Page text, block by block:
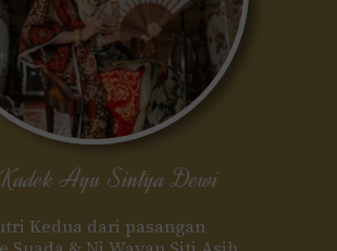
Ayu Sintya Dewi
Kedua dari pasangan